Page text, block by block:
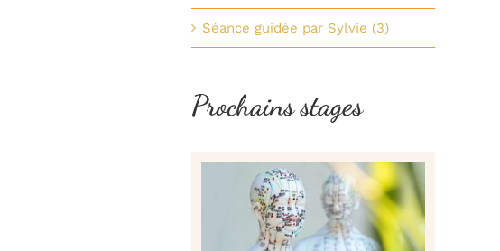
Séance guidée par Sylvie (3)
Prochains stages